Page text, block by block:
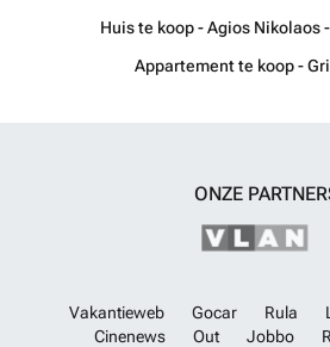
Huis te koop - Agios Nikolaos
Appartement te koop -
ONZE
Vakantieweb Gocar Rula
Cinenews
Out Jobbo